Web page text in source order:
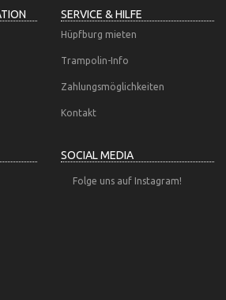
SERVICE & HILFE
Hüpfburg mieten
Trampolin-Info
Zahlungsmöglichkeiten
Kontakt
SOCIAL MEDIA
Folge uns auf Instagram!